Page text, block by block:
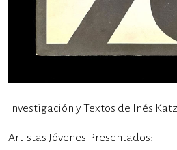
Investigación y Textos de Inés
Artistas Jóvenes Presentados: